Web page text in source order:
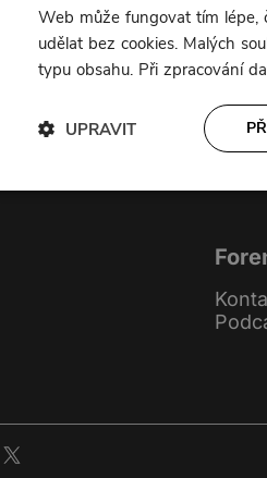
Web může fungovat tím lépe,
udělat bez cookies. Malých
typu obsahu. Při zpracování
UPRAVIT